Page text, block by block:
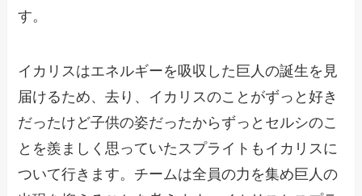
す。
イカリスはエネルギーを吸収した巨人の誕生を見
届けるため、去り、イカリスのことがずっと好き
だったけど子供の姿だったからずっとセルシのこ
とを羨ましく思っていたスプライトもイカリスに
ついて行きます。チームは全員の力を集め巨人の